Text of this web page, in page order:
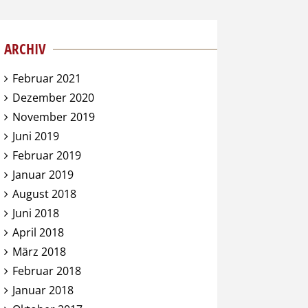
ARCHIV
Februar 2021
Dezember 2020
November 2019
Juni 2019
Februar 2019
Januar 2019
August 2018
Juni 2018
April 2018
März 2018
Februar 2018
Januar 2018